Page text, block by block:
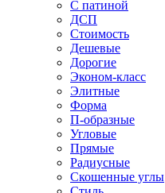
С патиной
ДСП
Стоимость
Дешевые
Дорогие
Эконом-класс
Элитные
Форма
П-образные
Угловые
Прямые
Радиусные
Скошенные углы